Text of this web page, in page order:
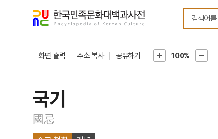
화면 출력 주소 복사 공유하기 100%
국기
國忌